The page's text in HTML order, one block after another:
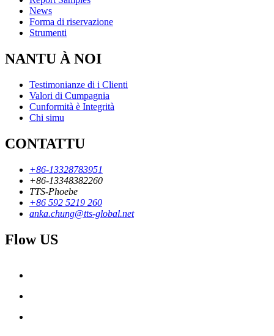
News
Forma di riservazione
Strumenti
NANTU À NOI
Testimonianze di i Clienti
Valori di Cumpagnia
Cunformità è Integrità
Chi simu
CONTATTU
+86-13328783951
+86-13348382260
TTS-Phoebe
+86 592 5219 260
anka.chung@tts-global.net
Flow US